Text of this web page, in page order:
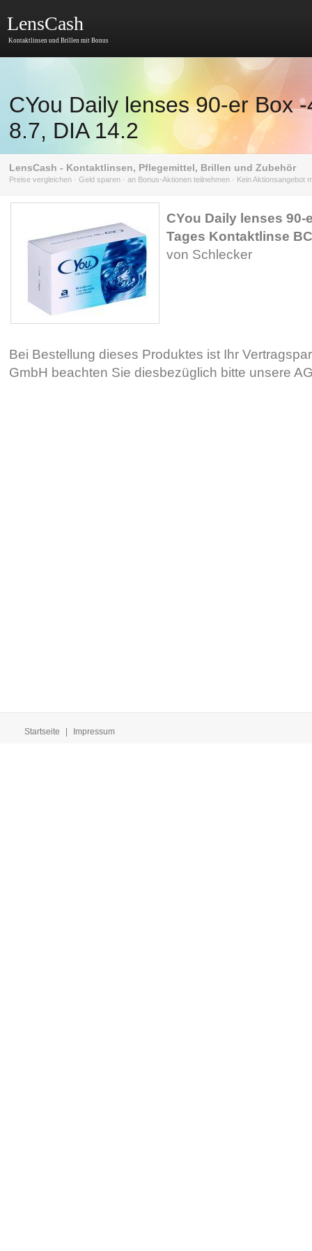
LensCash
Kontaktlinsen und Brillen mit Bonus
CYou Daily lenses 90-er Box
8.7, DIA 14.2
LensCash - Kontaktlinsen, Pflegemittel, Brillen und Zubehör
Preise vergleichen · Geld sparen · an Bonus-Aktionen teilnehmen · Kein Aktionsangebot
CYou Daily lenses 90-
Tages Kontaktlinse
von Schlecker
Bei Bestellung dieses Produktes ist Ihr
GmbH beachten Sie diesbezüglich bitte unsere
Startseite Impressum